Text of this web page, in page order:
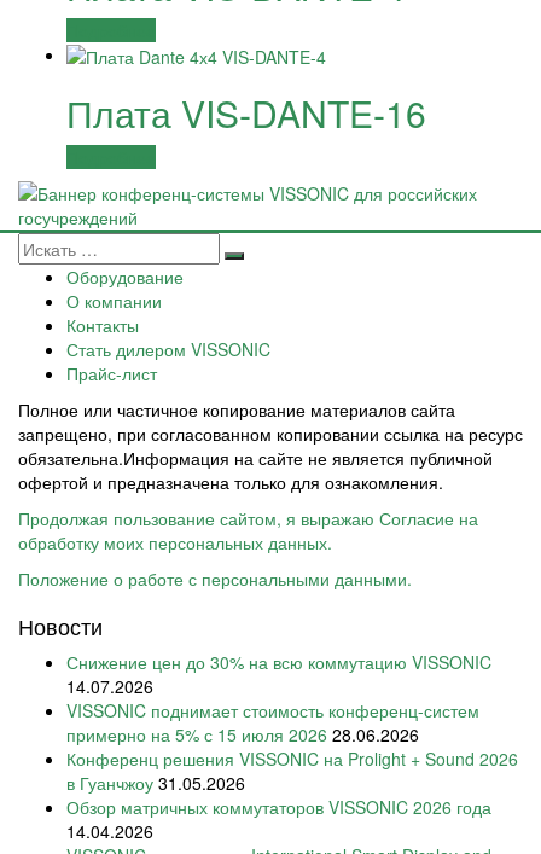
Плата VIS-DANTE-16
Оборудование
О компании
Контакты
Стать дилером VISSONIC
Прайс-лист
Полное или частичное копирование материалов сайта
запрещено, при согласованном копировании ссылка на ресурс
обязательна.Информация на сайте не является публичной
офертой и предназначена только для ознакомления.
Продолжая пользование сайтом, я выражаю Согласие на
обработку моих персональных данных.
Положение о работе с персональными данными.
Новости
Снижение цен до 30% на всю коммутацию VISSONIC
14.07.2026
VISSONIC поднимает стоимость конференц-систем
примерно на 5% с 15 июля 2026 28.06.2026
Конференц решения VISSONIC на Prolight + Sound 2026
в Гуанчжоу 31.05.2026
Обзор матричных коммутаторов VISSONIC 2026 года
14.04.2026